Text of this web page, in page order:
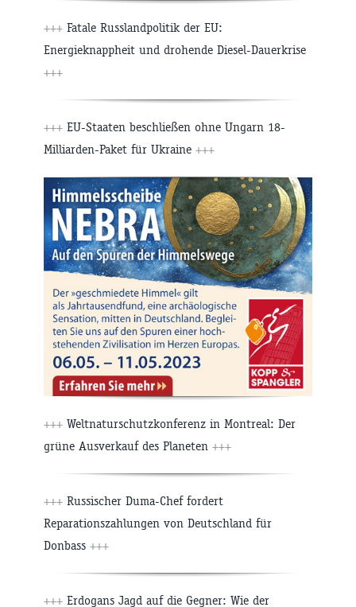
+++ Fatale Russlandpolitik der EU:
Energieknappheit und drohende Diesel-Dauerkrise
+++
+++ EU-Staaten beschließen ohne Ungarn 18-
Milliarden-Paket für Ukraine +++
+++ Weltnaturschutzkonferenz in Montreal: Der
grüne Ausverkauf des Planeten +++
+++ Russischer Duma-Chef fordert
Reparationszahlungen von Deutschland für
Donbass +++
+++ Erdogans Jagd auf die Gegner: Wie der